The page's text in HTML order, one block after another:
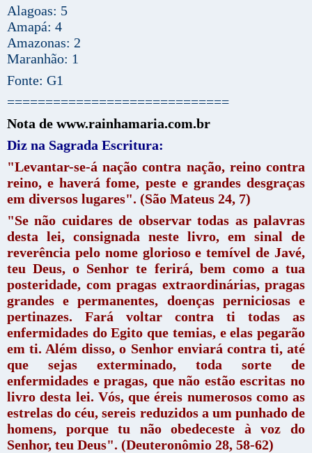
Alagoas: 5
Amapá: 4
Amazonas: 2
Maranhão: 1
Fonte: G1
=============================
Nota de www.rainhamaria.com.br
Diz na Sagrada Escritura:
"Levantar-se-á nação contra nação, reino contra
reino, e haverá fome, peste e grandes desgraças
em diversos lugares". (São Mateus 24, 7)
"Se não cuidares de observar todas as palavras
desta lei, consignada neste livro, em sinal de
reverência pelo nome glorioso e temível de Javé,
teu Deus, o Senhor te ferirá, bem como a tua
posteridade, com pragas extraordinárias, pragas
grandes e permanentes, doenças perniciosas e
pertinazes. Fará voltar contra ti todas as
enfermidades do Egito que temias, e elas pegarão
em ti. Além disso, o Senhor enviará contra ti, até
que sejas exterminado, toda sorte de
enfermidades e pragas, que não estão escritas no
livro desta lei. Vós, que éreis numerosos como as
estrelas do céu, sereis reduzidos a um punhado de
homens, porque tu não obedeceste à voz do
Senhor, teu Deus". (Deuteronômio 28, 58-62)